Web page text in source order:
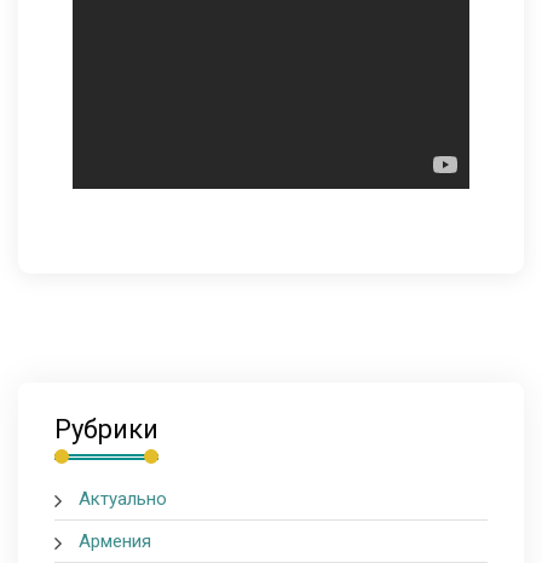
Рубрики
Актуально
Армения